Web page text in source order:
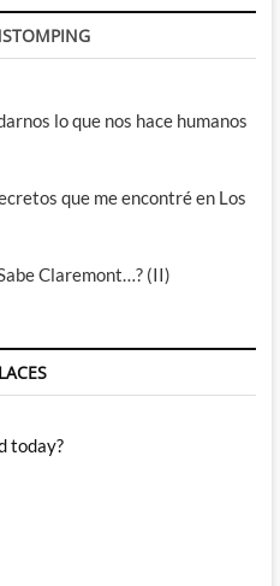
lo que nos hace humanos
que me encontré en Los
Claremont…? (II)
today?